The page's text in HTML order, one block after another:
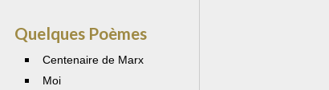
Quelques Poèmes
Centenaire de Marx
Moi